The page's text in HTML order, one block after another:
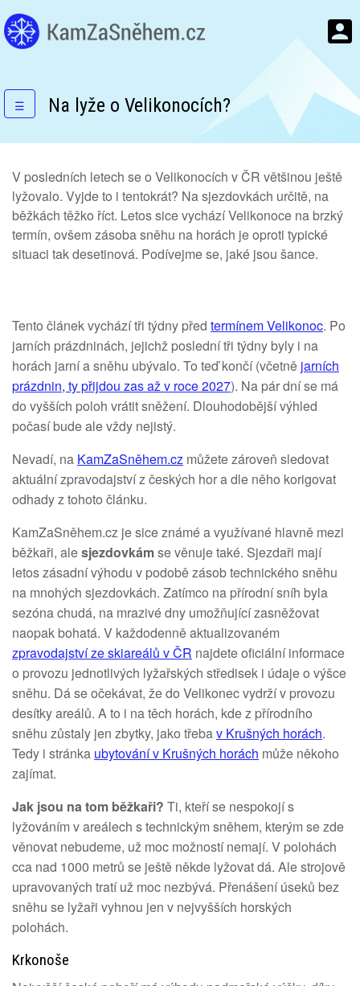
☰ Na lyže o Velikonocích?
V posledních letech se o Velikonocích v ČR většinou ještě
lyžovalo. Vyjde to i tentokrát? Na sjezdovkách určitě, na
běžkách těžko říct. Letos sice vychází Velikonoce na brzký
termín, ovšem zásoba sněhu na horách je oproti typické
situaci tak desetinová. Podívejme se, jaké jsou šance.
Tento článek vychází tři týdny před termínem Velikonoc. Po
jarních prázdninách, jejichž poslední tři týdny byly i na
horách jarní a sněhu ubývalo. To teď končí (včetně jarních
prázdnin, ty přijdou zas až v roce 2027). Na pár dní se má
do vyšších poloh vrátit sněžení. Dlouhodobější výhled
počasí bude ale vždy nejistý.
Nevadí, na KamZaSněhem.cz můžete zároveň sledovat
aktuální zpravodajství z českých hor a dle něho korigovat
odhady z tohoto článku.
KamZaSněhem.cz je sice známé a využívané hlavně mezi
běžkaři, alesjezdovkámse věnuje také. Sjezdaři mají
letos zásadní výhodu v podobě zásob technického sněhu
na mnohých sjezdovkách. Zatímco na přírodní sníh byla
sezóna chudá, na mrazivé dny umožňující zasněžovat
naopak bohatá. V každodenně aktualizovaném
zpravodajství ze skiareálů v ČR najdete oficiální informace
o provozu jednotlivých lyžařských středisek i údaje o výšce
sněhu. Dá se očekávat, že do Velikonec vydrží v provozu
desítky areálů. A to i na těch horách, kde z přírodního
sněhu zůstaly jen zbytky, jako třebav Krušných horách.
Tedy i stránka ubytování v Krušných horách může někoho
zajímat.
Jak jsou na tom běžkaři? Ti, kteří se nespokojí s
lyžováním v areálech s technickým sněhem, kterým se zde
věnovat nebudeme, už moc možností nemají. V polohách
cca nad 1000 metrů se ještě někde lyžovat dá. Ale strojově
upravovaných tratí už moc nezbývá. Přenášení úseků bez
sněhu se lyžaři vyhnou jen v nejvyšších horských
polohách.
Krkonoše